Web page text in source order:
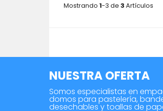
Mostrando 1-3 de 3Artículos
NUESTRA OFERTA
Somos especialistas en
domos para pastelería,
desechables y toallas de